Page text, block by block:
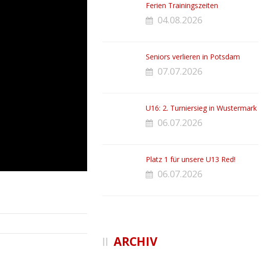
Ferien Trainingszeiten
04.08.2026
Seniors verlieren in Potsdam
07.07.2026
U16: 2. Turniersieg in Wustermark
06.07.2026
Platz 1 für unsere U13 Red!
06.07.2026
ARCHIV